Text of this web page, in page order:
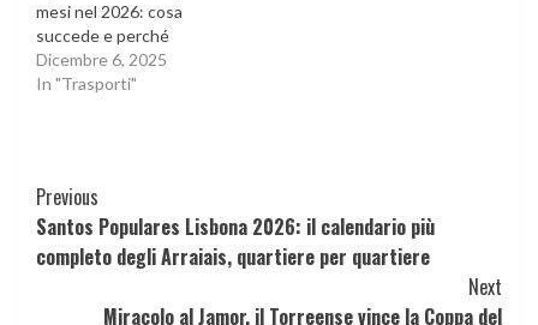
mesi nel 2026: cosa
succede e perché
Dicembre 6, 2025
In "Trasporti"
Continue
Reading
Previous
Santos Populares Lisbona 2026: il calendario più
completo degli Arraiais, quartiere per quartiere
Next
Miracolo al Jamor, il Torreense vince la Coppa del